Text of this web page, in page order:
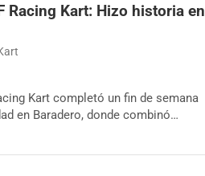
Racing Kart: Hizo historia en
Kart completó un fin de semana
en Baradero, donde combinó…